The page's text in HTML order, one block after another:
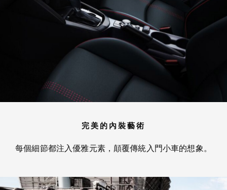
完美的內裝藝術
每個細節都注入優雅元素，顛覆傳統入門小車的想象。